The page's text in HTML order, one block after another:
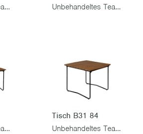
Unbehandeltes Teak mit schwarzem Gestell
Unbehandeltes Teak mit schwarzem Gestell
Unbehandeltes Teak mit schwarzem Gestell
Tisch B31 84
Unbehandeltes Teak mit schwarzem Gestell